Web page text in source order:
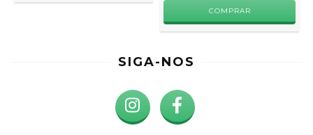
SIGA-NOS